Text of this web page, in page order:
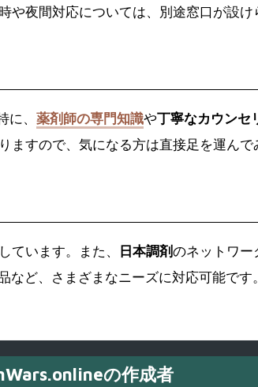
や夜間対応については、別途窓口が設け
、 薬剤師の専門知識や丁寧なカウンセ
すので、気になる方は直接足を運んで
ています。また、 日本調剤のネットワー
など、さまざまなニーズに対応可能です
の作成者